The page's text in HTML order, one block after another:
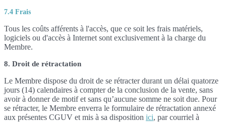
7.4 Frais
Tous les coûts afférents à l'accès, que ce soit les frais matériels,
logiciels ou d'accès à Internet sont exclusivement à la charge du
Membre.
8. Droit de rétractation
Le Membre dispose du droit de se rétracter durant un délai quatorze
jours (14) calendaires à compter de la conclusion de la vente, sans
avoir à donner de motif et sans qu’aucune somme ne soit due. Pour
se rétracter, le Membre enverra le formulaire de rétractation annexé
aux présentes CGUV et mis à sa disposition ici, par courriel à